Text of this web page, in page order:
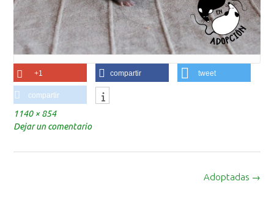
+1 compartir tweet
compartir
Tamaño
completo
1140 × 854
Dejar un comentario
Adoptadas →